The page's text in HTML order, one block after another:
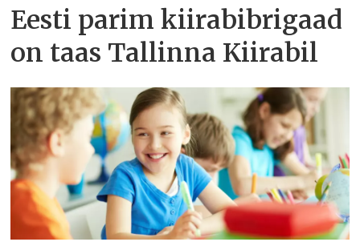
Eesti parim kiirabibrigaad
on taas Tallinna Kiirabil